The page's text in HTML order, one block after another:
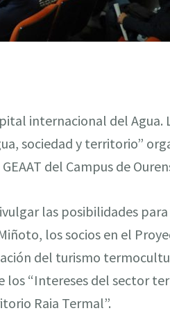
internacional del Agua.
sociedad y territorio”
del Campus de
las posibilidades
los socios en el
del turismo
los “Intereses del sector
Raia Termal”.